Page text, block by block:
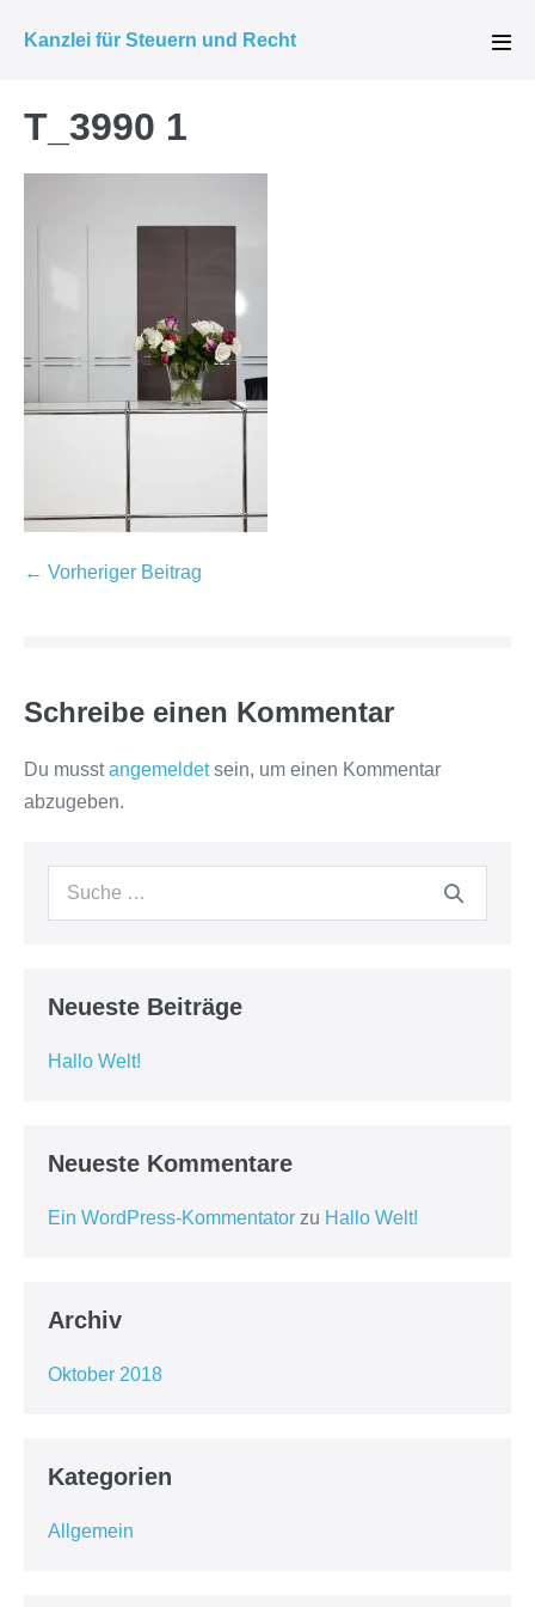
InhaltKanzlei für Steuern und Recht
T_3990 1
Beitragsnavigation
← Vorheriger Beitrag
Schreibe einen Kommentar
Du musstangemeldetsein, um einen Kommentar
abzugeben.
Suche
Neueste Beiträge
Hallo Welt!
Neueste Kommentare
Ein WordPress-Kommentator zu Hallo Welt!
Archiv
Oktober 2018
Kategorien
Allgemein